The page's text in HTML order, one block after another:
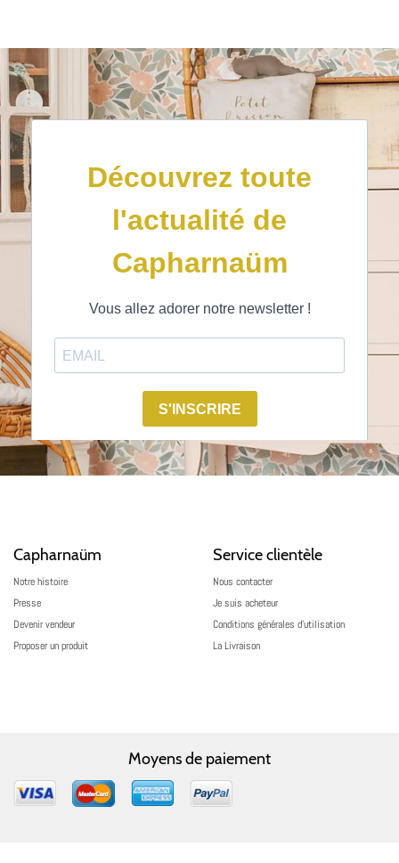
Capharnaüm
Notre histoire
Presse
Devenir vendeur
Proposer un produit
Service clientèle
Nous contacter
Je suis acheteur
Conditions générales d’utilisation
La Livraison
Moyens de paiement